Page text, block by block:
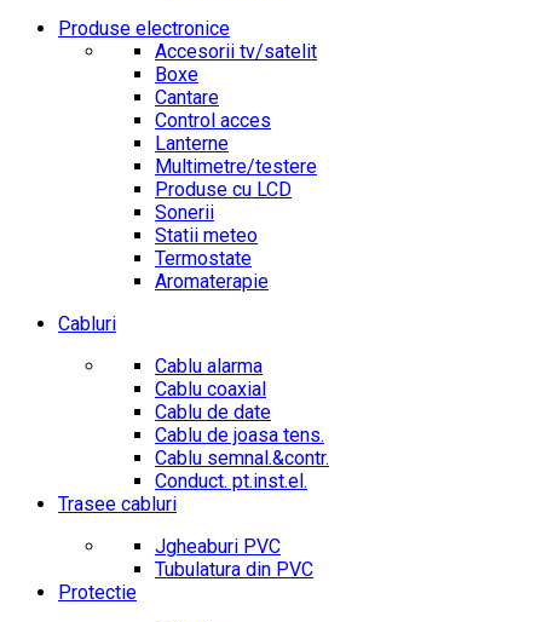
Produse electronice
Accesorii tv/satelit
Boxe
Cantare
Control acces
Lanterne
Multimetre/testere
Produse cu LCD
Sonerii
Statii meteo
Termostate
Aromaterapie
Cabluri
Cablu alarma
Cablu coaxial
Cablu de date
Cablu de joasa tens.
Cablu semnal.&contr.
Conduct. pt.inst.el.
Trasee cabluri
Jgheaburi PVC
Tubulatura din PVC
Protectie